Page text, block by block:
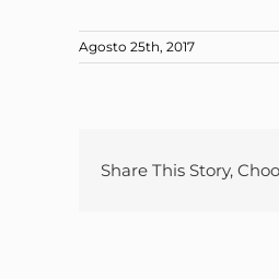
Agosto 25th, 2017
Share This Story,